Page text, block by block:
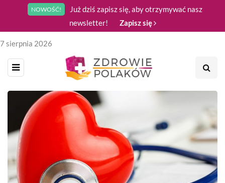
NOWOŚĆ!
Już dziś zapisz się, aby otrzymywać nasz
newsletter!
Zapisz się
7 sierpnia 2026